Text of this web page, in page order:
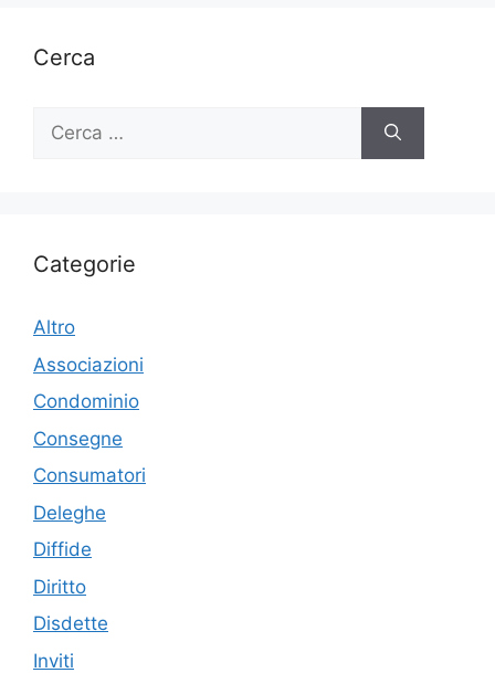
Cerca
Ricerca
Categorie
Altro
Associazioni
Condominio
Consegne
Consumatori
Deleghe
Diffide
Diritto
Disdette
Inviti